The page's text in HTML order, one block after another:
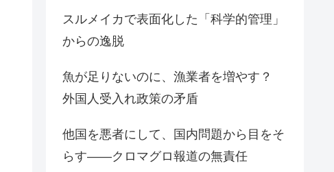
スルメイカで表面化した「科学的管理」
からの逸脱
魚が足りないのに、漁業者を増やす？
外国人受入れ政策の矛盾
他国を悪者にして、国内問題から目をそ
らす――クロマグロ報道の無責任